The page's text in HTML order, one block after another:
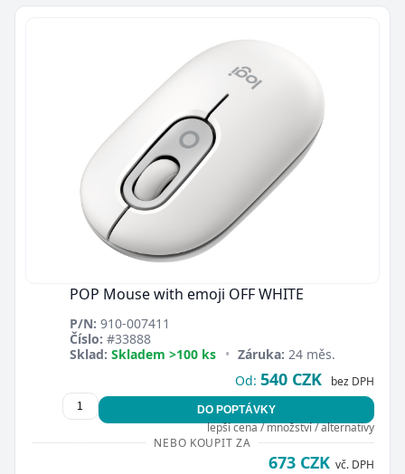
POP Mouse with emoji OFF WHITE
P/N: 910-007411
Číslo: #33888
Sklad: Skladem >100 ks • Záruka: 24 měs.
Od: 540 CZK bez DPH
DO POPTÁVKY
lepší cena / množství / alternativy
NEBO KOUPIT ZA
673 CZK vč. DPH